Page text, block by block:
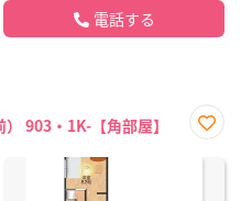
電話する
903・1K-【角部屋】
に入